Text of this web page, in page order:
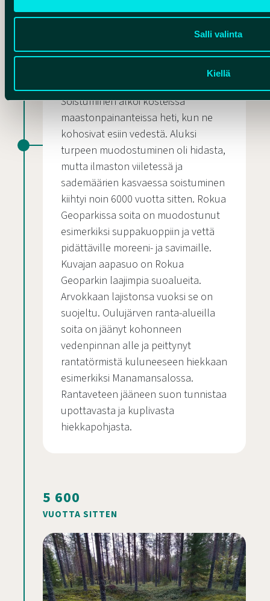
Salli valinta
Kiellä
Soistuminen alkoi kosteissa
maastonpainanteissa heti, kun ne
kohosivat esiin vedestä. Aluksi
turpeen muodostuminen oli hidasta,
mutta ilmaston viiletessä ja
sademäärien kasvaessa soistuminen
kiihtyi noin 6000 vuotta sitten. Rokua
Geoparkissa soita on muodostunut
esimerkiksi suppakuoppiin ja vettä
pidättäville moreeni- ja savimaille.
Kuvajan aapasuo on Rokua
Geoparkin laajimpia suoalueita.
Arvokkaan lajistonsa vuoksi se on
suojeltu. Oulujärven ranta-alueilla
soita on jäänyt kohonneen
vedenpinnan alle ja peittynyt
rantatörmistä kuluneeseen hiekkaan
esimerkiksi Manamansalossa.
Rantaveteen jääneen suon tunnistaa
upottavasta ja kuplivasta
hiekkapohjasta.
5 600
VUOTTA SITTEN